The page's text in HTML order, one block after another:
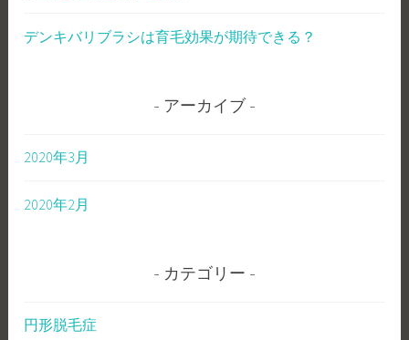
デンキバリブラシは育毛効果が期待できる？
アーカイブ
2020年3月
2020年2月
カテゴリー
円形脱毛症